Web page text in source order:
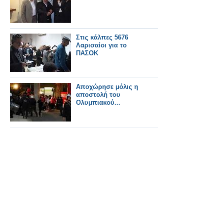
Στις κάλπες 5676
Λαρισαίοι για το
ΠΑΣΟΚ
Αποχώρησε μόλις η
αποστολή του
Ολυμπιακού...